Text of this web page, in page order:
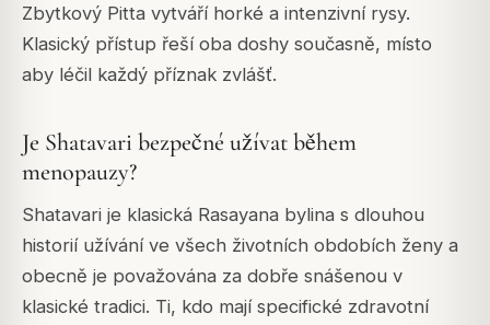
Zbytkový Pitta vytváří horké a intenzivní rysy.
Klasický přístup řeší oba doshy současně, místo
aby léčil každý příznak zvlášť.
Je Shatavari bezpečné užívat během
menopauzy?
Shatavari je klasická Rasayana bylina s dlouhou
historií užívání ve všech životních obdobích ženy a
obecně je považována za dobře snášenou v
klasické tradici. Ti, kdo mají specifické zdravotní